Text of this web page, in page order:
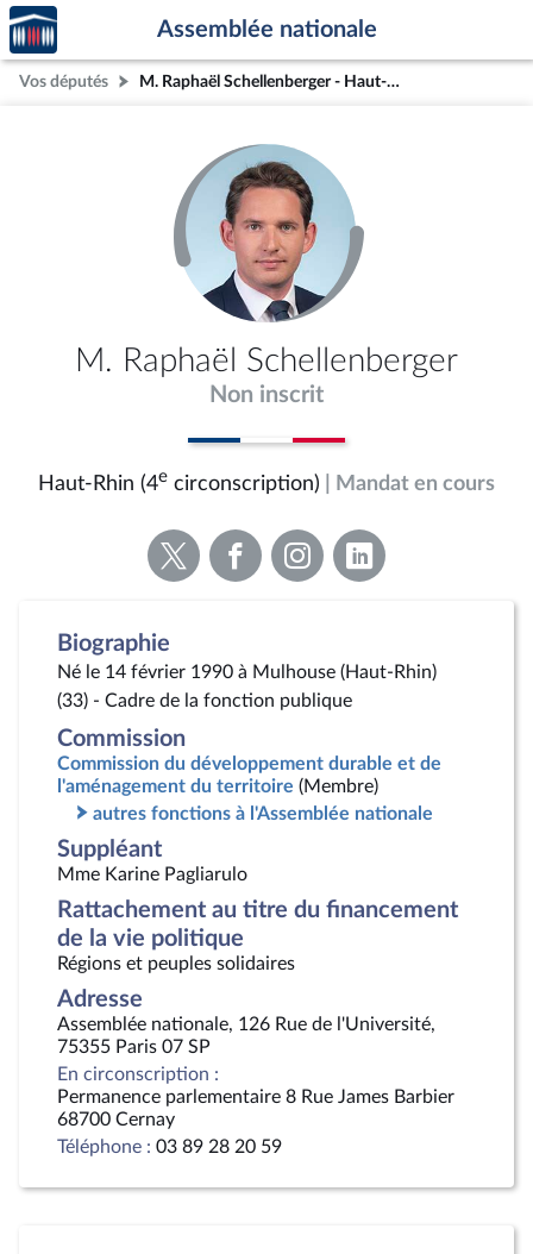
Aller au contenu
Aller en bas de la page
Accèder
à la
page
d'accueil
Assemblée nationale
Vos députés M. Raphaël Schellenberger - Haut-Rhin (4e circonscription)
M. Raphaël Schellenberger
Non inscrit
Haut-Rhin (4e circonscription) | Mandat en cours
Voir
la
Voir
la
Voir
la
Voir
la
Biographie
Né le 14 février 1990 à Mulhouse (Haut-Rhin)
(33) - Cadre de la fonction publique
Commission
Commission du développement durable et de
l'aménagement du territoire (Membre)
autres fonctions à l'Assemblée nationale
Suppléant
Mme Karine Pagliarulo
Rattachement au titre du financement
de la vie politique
Régions et peuples solidaires
Adresse
Assemblée nationale, 126 Rue de l'Université,
75355 Paris 07 SP
En circonscription :
Permanence parlementaire 8 Rue James Barbier
68700 Cernay
Téléphone : 03 89 28 20 59